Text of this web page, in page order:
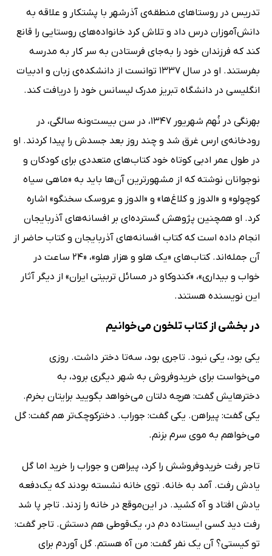
تدریس در روستاهای منطقه‌ی آذرشهر با پشتکار و علاقه به
دانش‌آموزان درس داد و تلاش کرد خانواده‌های روستایی را قانع
کند که فرزندان خود را به‌جای فرستادن به سر کار به مدرسه
بفرستند. او در سال 1337 توانست از دانشکده‌ی زبان و ادبیات
انگلیسی در دانشگاه تبریز مدرک لیسانس خود را دریافت کند.
بهرنگی در نُهم شهریور 1347، در سن بیست‌و‌نه سالگی، در
رودخانه‌ی ارس غرق شد و چند روز بعد جسدش را پیدا کردند. او
در طول عمر ادبی کوتاه خود کتاب‌های متعددی برای کودکان و
نوجوانان نوشته که از مشهورترین آن‌ها باید به «ماهی سیاه
کوچولو» و «الدوز و کلاغ‌ها» و «الدوز و عروسک سخنگو» اشاره
کرد. او همچنین پژوهش گسترده‌ای بر افسانه‌های آذربایجان
انجام داده است که کتاب افسانه‌های آذربایجان و کتاب حاضر از
آن جمله‌اند. کتاب‌های «یک هلو و هزار هلو»، «24 ساعت در
خواب و بیداری»، «کندوکاو در مسائل تربیتی ایران» از دیگر آثار
این نویسنده هستند.
در بخشی از کتاب تلخون می‌خوانیم
یکی بود، یکی نبود. تاجری‌ بود، سه‌تا دختر ‌داشت. روزی
می‌خواست برای‌ خرید‌و‌فروش به ‌شهر دیگری ‌برود، به
دخترهایش گفت: هر‌چه دلتان می‌خواهد بگویید برایتان بخرم.
یکی گفت: پیراهن. یکی گفت: جوراب. دختر‌کوچک‌تر هم گفت: گل
می‌خواهم به موی‌ سرم بزنم.
تاجر رفت خرید‌و‌فروشش ‌را کرد، پیراهن و جوراب‌ را خرید اما گل
‌یادش ‌رفت. آمد به‌ خانه. توی‌ خانه نشسته‌ بودند که یک‌دفعه
یادش افتاد و آه کشید. در این‌موقع در خانه را زدند. تاجر پا شد
رفت دید کسی ایستاده دم در، یک‌قوطی هم دستش. تاجر‌ گفت:
تو‌ کیستی؟ آن یک نفر ‌گفت: من آه هستم. گل آوردم برای